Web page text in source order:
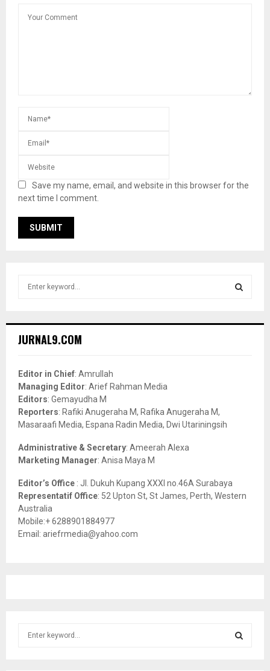
Save my name, email, and website in this browser for the
next time I comment.
h
o
r
:
JURNAL9.COM
Editor in Chief: Amrullah
Managing Editor: Arief Rahman Media
Editors: Gemayudha M
Reporters: Rafiki Anugeraha M, Rafika Anugeraha M,
Masaraafi Media, Espana Radin Media, Dwi Utariningsih
Administrative & Secretary: Ameerah Alexa
Marketing Manager: Anisa Maya M
Editor’s Office : Jl. Dukuh Kupang XXXI no.46A Surabaya
Representatif Office: 52 Upton St, St James, Perth, Western
Australia
Mobile:+ 6288901884977
Email: ariefrmedia@yahoo.com